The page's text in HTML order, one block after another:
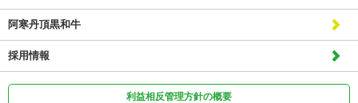
阿寒丹頂黒和牛
採用情報
利益相反管理方針の概要